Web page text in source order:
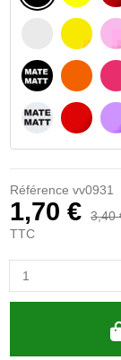
BLANC
NOIR MATÉ
BLANC MATÉ
JAUNE
ORANGE
ROUGE
Référence vv0931
1,70 € 3,40
TTC